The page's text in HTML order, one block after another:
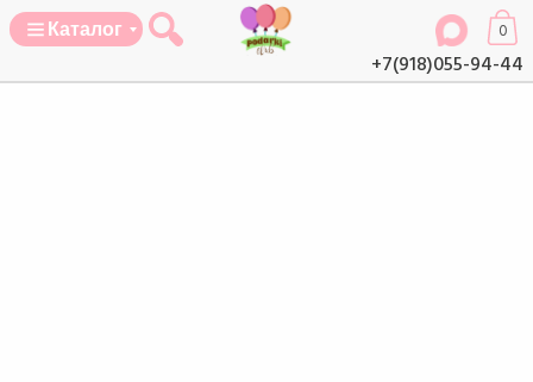
+7(918)055-94-44
0
Каталог